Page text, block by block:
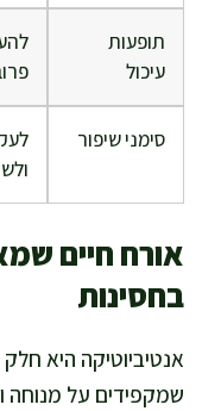
תופעות
עיכול
סימני שיפור
אורח חיים
בחסינות
אנטיביוטיקה היא
שמקפידים על מנוחה